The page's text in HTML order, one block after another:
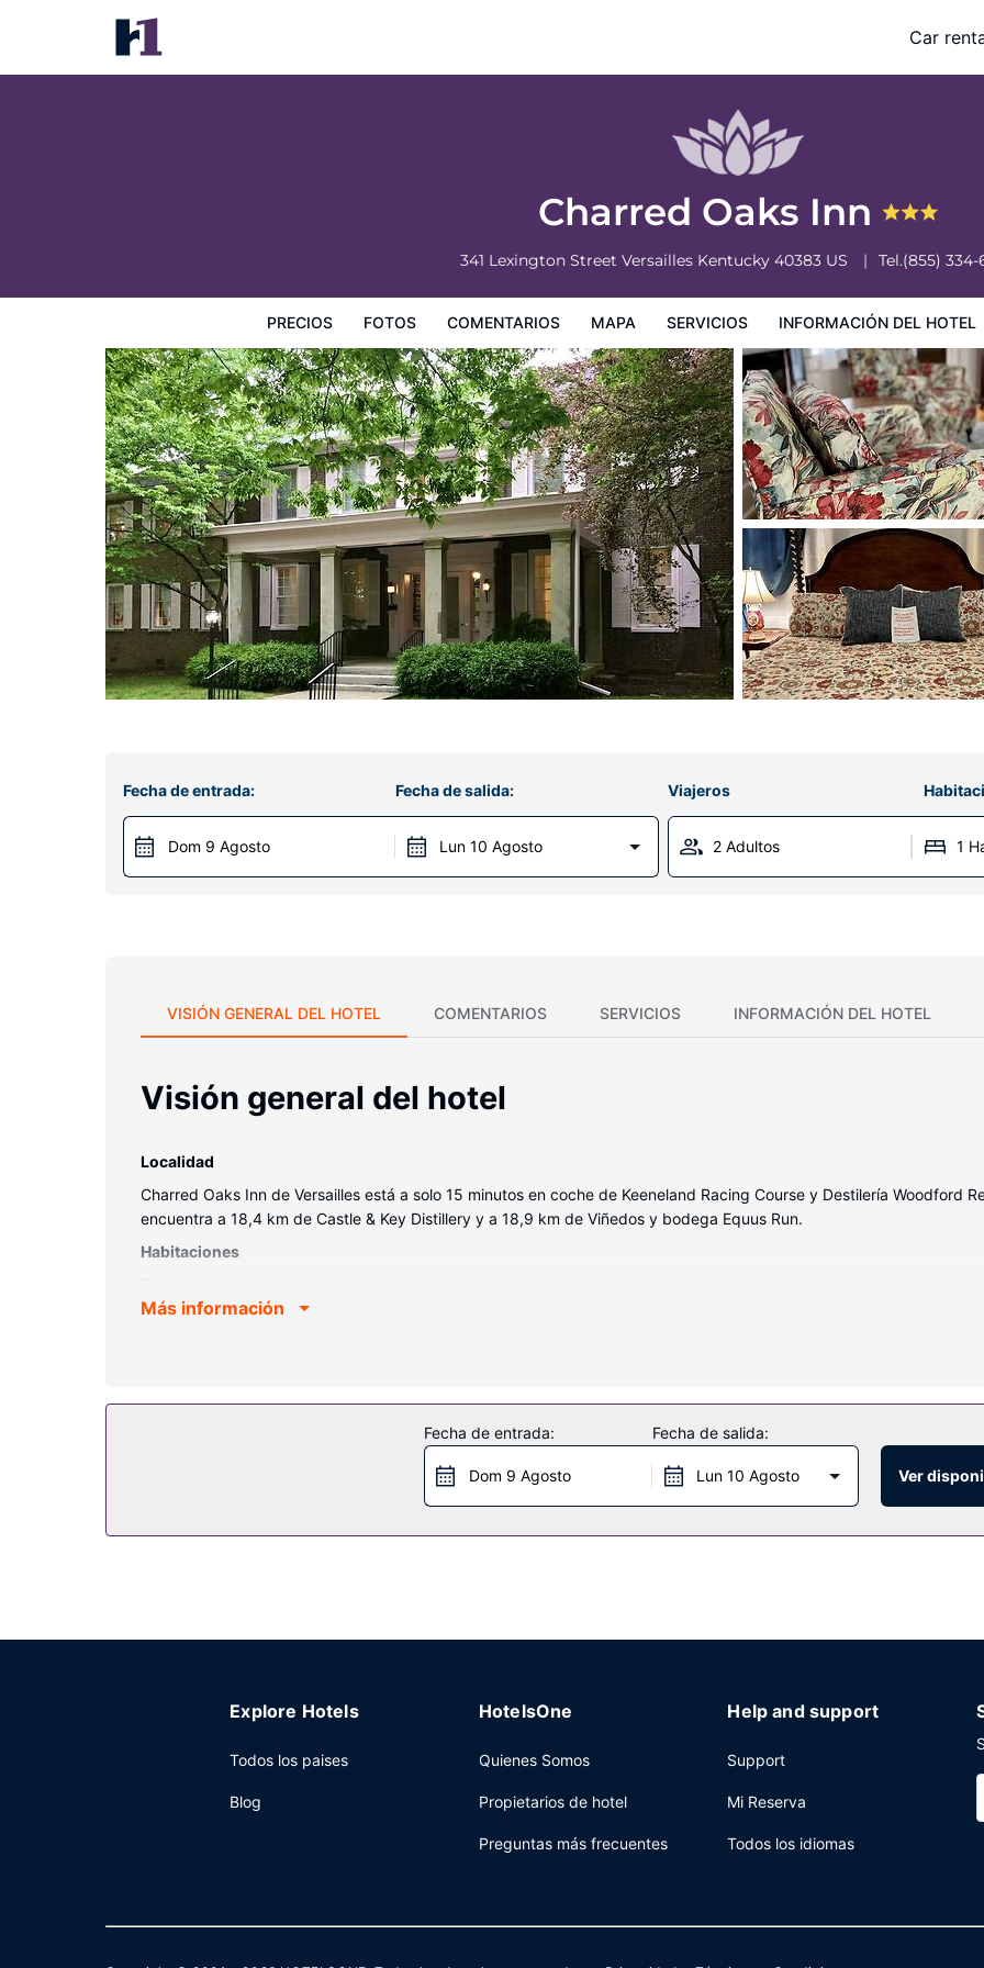
Car
Charred Oaks Inn
341 Lexington Street Versailles Kentucky 40383 US Tel.(855) 334-
PRECIOS FOTOS COMENTARIOS MAPA SERVICIOS INFORMACIÓN DEL HOTEL
Charred Oaks Inn
Precios
Fecha de entrada:
Dom 9 Agosto
Fecha de salida:
Lun 10 Agosto
Viajeros
2 Adultos 1
VISIÓN GENERAL DEL HOTEL COMENTARIOS SERVICIOS INFORMACIÓN DEL HOTEL
Visión general del hotel
Localidad
Charred Oaks Inn de Versailles está a solo 15 minutos en coche de Keeneland Racing Course y Destilería Woodford
encuentra a 18,4 km de Castle & Key Distillery y a 18,9 km de Viñedos y bodega Equus Run.
Habitaciones
colchones con una capa de acolchado adicional y ropa de cama de alta calidad para descansar plácidamente. La
Con una terraza y jardín donde descansar y comodidades como conexión a Internet wifi gratis, ¡no te faltará de nada!
Se ofrece un desayuno a la carta gratuito todos los días de 08:00 a 10:00.
Más información
Fecha de entrada:
Dom 9 Agosto
Fecha de salida:
Lun 10 Agosto Ver
Explore Hotels
Todos los paises
Blog
HotelsOne
Quienes Somos
Propietarios de hotel
Preguntas más frecuentes
Help and support
Support
Mi Reserva
Todos los idiomas